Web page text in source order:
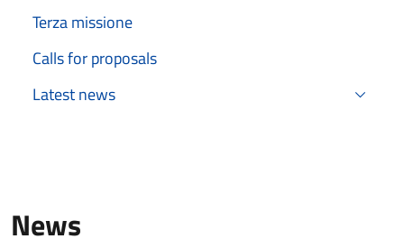
Terza missione
Calls for proposals
Latest news
News